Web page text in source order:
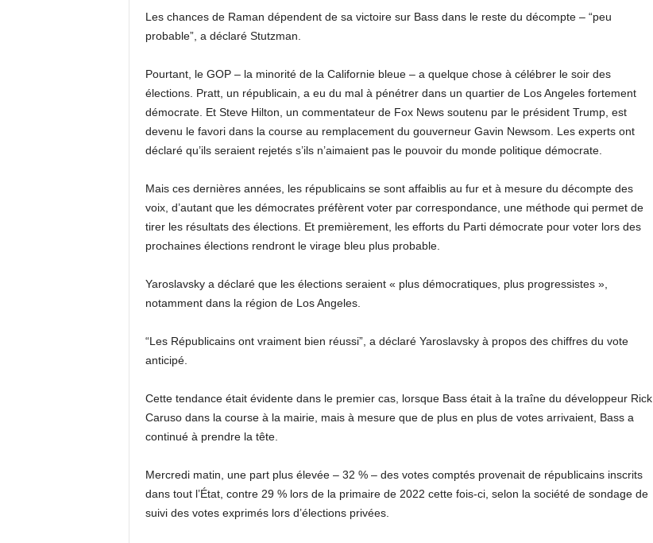
Les chances de Raman dépendent de sa victoire sur Bass dans le reste du décompte – “peu
probable”, a déclaré Stutzman.
Pourtant, le GOP – la minorité de la Californie bleue – a quelque chose à célébrer le soir des
élections. Pratt, un républicain, a eu du mal à pénétrer dans un quartier de Los Angeles fortement
démocrate. Et Steve Hilton, un commentateur de Fox News soutenu par le président Trump, est
devenu le favori dans la course au remplacement du gouverneur Gavin Newsom. Les experts ont
déclaré qu’ils seraient rejetés s’ils n’aimaient pas le pouvoir du monde politique démocrate.
Mais ces dernières années, les républicains se sont affaiblis au fur et à mesure du décompte des
voix, d’autant que les démocrates préfèrent voter par correspondance, une méthode qui permet de
tirer les résultats des élections. Et premièrement, les efforts du Parti démocrate pour voter lors des
prochaines élections rendront le virage bleu plus probable.
Yaroslavsky a déclaré que les élections seraient « plus démocratiques, plus progressistes »,
notamment dans la région de Los Angeles.
“Les Républicains ont vraiment bien réussi”, a déclaré Yaroslavsky à propos des chiffres du vote
anticipé.
Cette tendance était évidente dans le premier cas, lorsque Bass était à la traîne du développeur Rick
Caruso dans la course à la mairie, mais à mesure que de plus en plus de votes arrivaient, Bass a
continué à prendre la tête.
Mercredi matin, une part plus élevée – 32 % – des votes comptés provenait de républicains inscrits
dans tout l’État, contre 29 % lors de la primaire de 2022 cette fois-ci, selon la société de sondage de
suivi des votes exprimés lors d’élections privées.